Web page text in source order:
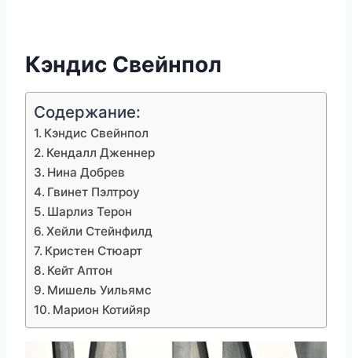
Кэндис Свейнпол
Содержание:
Кэндис Свейнпол
Кендалл Дженнер
Нина Добрев
Гвинет Пэлтроу
Шарлиз Терон
Хейли Стейнфилд
Кристен Стюарт
Кейт Аптон
Мишель Уильямс
Марион Котийяр